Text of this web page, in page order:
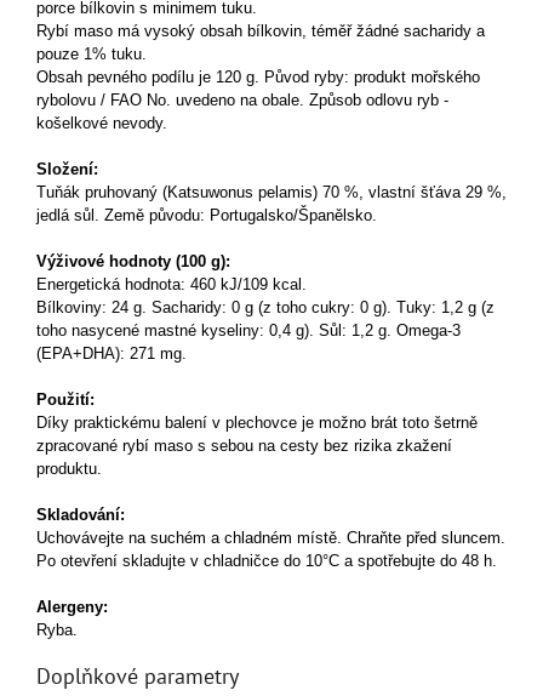
porce bílkovin s minimem tuku.
Rybí maso má vysoký obsah bílkovin, téměř žádné sacharidy a
pouze 1% tuku.
Obsah pevného podílu je 120 g. Původ ryby: produkt mořského
rybolovu / FAO No. uvedeno na obale. Způsob odlovu ryb -
košelkové nevody.
Složení:
Tuňák pruhovaný (Katsuwonus pelamis) 70 %, vlastní šťáva 29 %,
jedlá sůl. Země původu: Portugalsko/Španělsko.
Výživové hodnoty (100 g):
Energetická hodnota: 460 kJ/109 kcal.
Bílkoviny: 24 g. Sacharidy: 0 g (z toho cukry: 0 g). Tuky: 1,2 g (z
toho nasycené mastné kyseliny: 0,4 g). Sůl: 1,2 g. Omega-3
(EPA+DHA): 271 mg.
Použití:
Díky praktickému balení v plechovce je možno brát toto šetrně
zpracované rybí maso s sebou na cesty bez rizika zkažení
produktu.
Skladování:
Uchovávejte na suchém a chladném místě. Chraňte před sluncem.
Po otevření skladujte v chladničce do 10°C a spotřebujte do 48 h.
Alergeny:
Ryba.
Doplňkové parametry